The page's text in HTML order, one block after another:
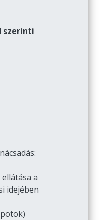
szerinti
a
idejében